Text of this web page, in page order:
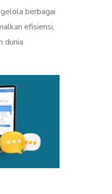
berbagai
efisiensi,
dunia